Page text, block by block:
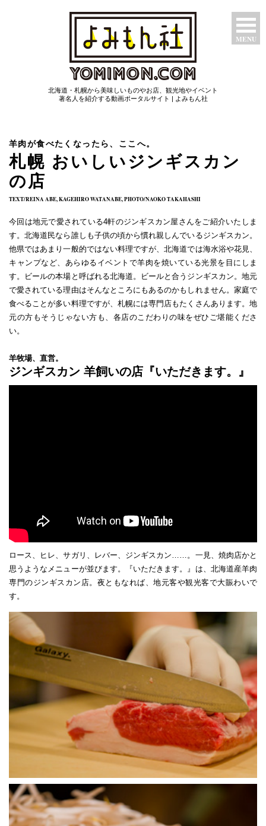
MENU
みるもん
いいもん
北海道・札幌から美味しいものやお店、観光地やイベント
著名人を紹介する動画ポータルサイト | よみもん社
羊肉が食べたくなったら、ここへ。
札幌 おいしいジンギスカン
の店
TEXT/REINA ABE, KAGEHIRO WATANABE, PHOTO/NAOKO TAKAHASHI
今回は地元で愛されている4軒のジンギスカン屋さんをご紹介いたしま
す。北海道民なら誰しも子供の頃から慣れ親しんでいるジンギスカン。
他県ではあまり一般的ではない料理ですが、北海道では海水浴や花見、
キャンプなど、あらゆるイベントで羊肉を焼いている光景を目にしま
す。ビールの本場と呼ばれる北海道。ビールと合うジンギスカン。地元
で愛されている理由はそんなところにもあるのかもしれません。家庭で
食べることが多い料理ですが、札幌には専門店もたくさんあります。地
元の方もそうじゃない方も、各店のこだわりの味をぜひご堪能くださ
い。
羊牧場、直営。
ジンギスカン 羊飼いの店『いただきます。』
ロース、ヒレ、サガリ、レバー、ジンギスカン……。一見、焼肉店かと
思うようなメニューが並びます。『いただきます。』は、北海道産羊肉
専門のジンギスカン店。夜ともなれば、地元客や観光客で大賑わいで
す。